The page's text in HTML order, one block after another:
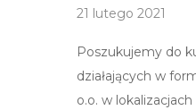
21 lutego 2021
Poszukujemy do
działających w
o.o. w